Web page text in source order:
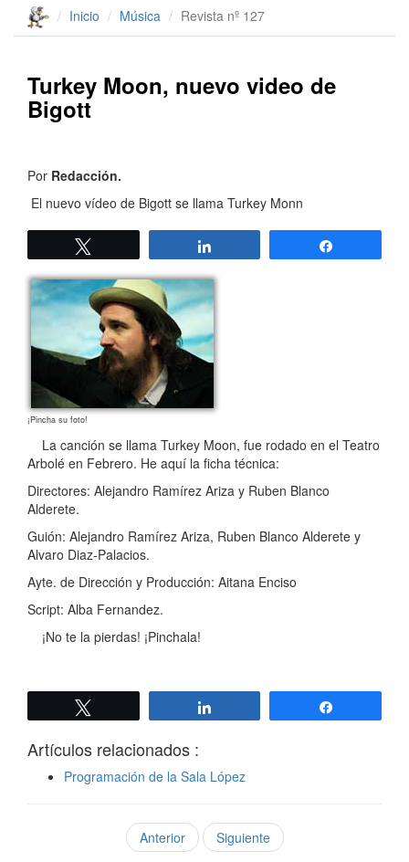
Inicio Música Revista nº 127
Turkey Moon, nuevo video de
Bigott
Por Redacción.
El nuevo vídeo de Bigott se llama Turkey Monn
¡Pincha su foto!
La canción se llama Turkey Moon, fue rodado en el Teatro
Arbolé en Febrero. He aquí la ficha técnica:
Directores: Alejandro Ramírez Ariza y Ruben Blanco
Alderete.
Guión: Alejandro Ramírez Ariza, Ruben Blanco Alderete y
Alvaro Diaz-Palacios.
Ayte. de Dirección y Producción: Aitana Enciso
Script: Alba Fernandez.
¡No te la pierdas! ¡Pinchala!
Artículos relacionados :
Programación de la Sala López
Anterior Siguiente